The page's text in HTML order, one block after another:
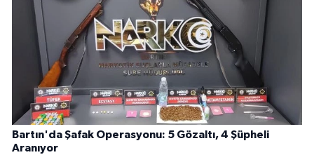
Bartın'da Şafak Operasyonu: 5 Gözaltı, 4 Şüpheli
Aranıyor